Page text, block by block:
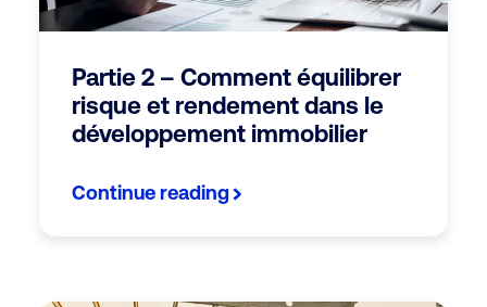
Partie 2 – Comment équilibrer
risque et rendement dans le
développement immobilier
Continue reading